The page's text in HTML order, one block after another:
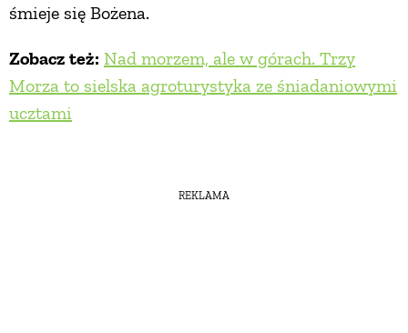
śmieje się Bożena.
Zobacz też: Nad morzem, ale w górach. Trzy
Morza to sielska agroturystyka ze śniadaniowymi
ucztami
REKLAMA